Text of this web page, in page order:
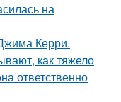
на
Керри.
как тяжело
ответственно